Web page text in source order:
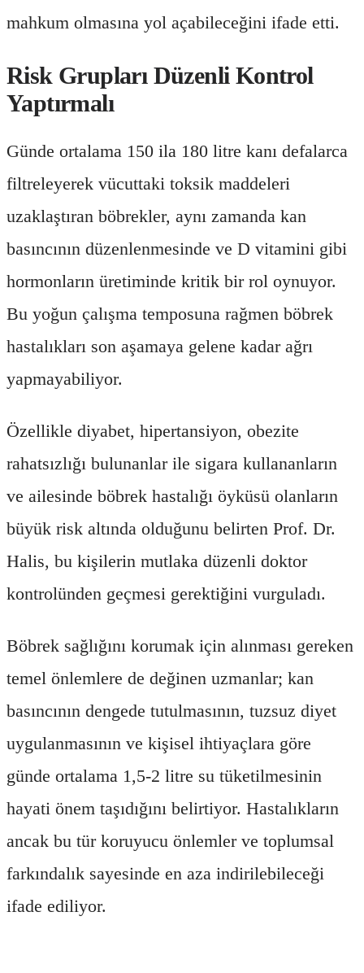
mahkum olmasına yol açabileceğini ifade etti.
Risk Grupları Düzenli Kontrol
Yaptırmalı
Günde ortalama 150 ila 180 litre kanı defalarca
filtreleyerek vücuttaki toksik maddeleri
uzaklaştıran böbrekler, aynı zamanda kan
basıncının düzenlenmesinde ve D vitamini gibi
hormonların üretiminde kritik bir rol oynuyor.
Bu yoğun çalışma temposuna rağmen böbrek
hastalıkları son aşamaya gelene kadar ağrı
yapmayabiliyor.
Özellikle diyabet, hipertansiyon, obezite
rahatsızlığı bulunanlar ile sigara kullananların
ve ailesinde böbrek hastalığı öyküsü olanların
büyük risk altında olduğunu belirten Prof. Dr.
Halis, bu kişilerin mutlaka düzenli doktor
kontrolünden geçmesi gerektiğini vurguladı.
Böbrek sağlığını korumak için alınması gereken
temel önlemlere de değinen uzmanlar; kan
basıncının dengede tutulmasının, tuzsuz diyet
uygulanmasının ve kişisel ihtiyaçlara göre
günde ortalama 1,5-2 litre su tüketilmesinin
hayati önem taşıdığını belirtiyor. Hastalıkların
ancak bu tür koruyucu önlemler ve toplumsal
farkındalık sayesinde en aza indirilebileceği
ifade ediliyor.